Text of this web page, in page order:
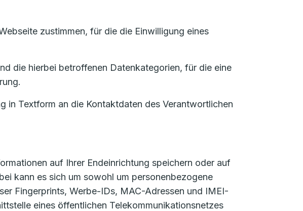
zustimmen, für die die Einwilligung eines
die hierbei betroffenen Datenkategorien, für die eine
in Textform an die Kontaktdaten des Verantwortlichen
auf Ihrer Endeinrichtung speichern oder auf
kann es sich um sowohl um personenbezogene
Fingerprints, Werbe-IDs, MAC-Adressen und IMEI-
eines öffentlichen Telekommunikationsnetzes